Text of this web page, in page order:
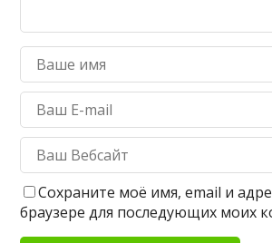
Сохраните моё имя, email и
браузере для последующих моих